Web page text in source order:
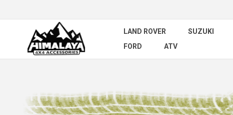
LAND ROVER SUZUKI
FORD
ATV